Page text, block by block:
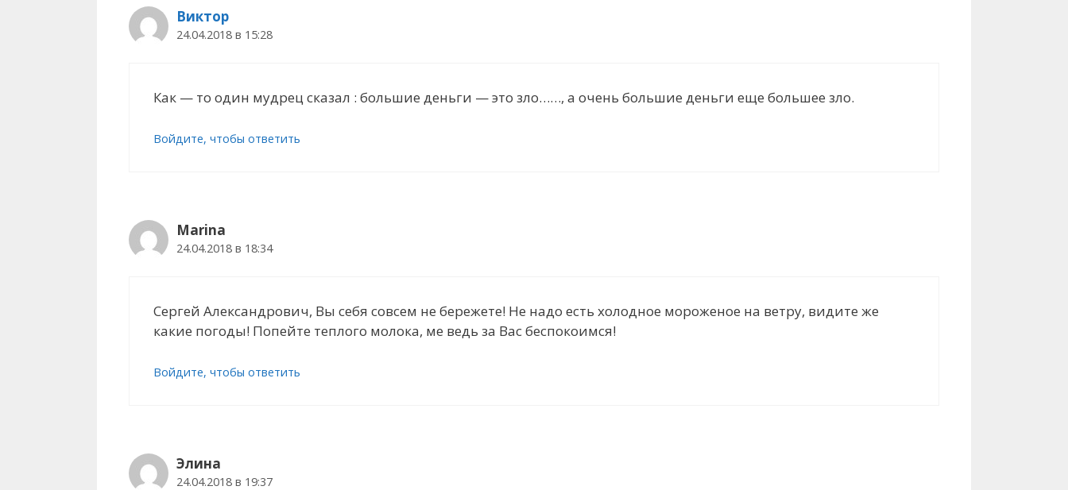
Виктор
24.04.2018 в 15:28
Как — то один мудрец сказал : большие деньги — это зло……, а очень большие деньги еще большее зло.
Войдите, чтобы ответить
Marina
24.04.2018 в 18:34
Сергей Александрович, Вы себя совсем не бережете! Не надо есть холодное мороженое на ветру, видите же
какие погоды! Попейте теплого молока, ме ведь за Вас беспокоимся!
Войдите, чтобы ответить
Элина
24.04.2018 в 19:37